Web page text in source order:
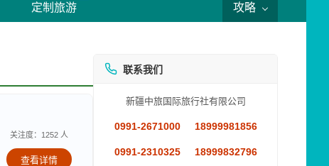
定制旅游 攻略
关注度：1252 人
查看详情
联系我们
新疆中旅国际旅行社有限公司
0991-2671000 18999981856
0991-2310325 18999832796